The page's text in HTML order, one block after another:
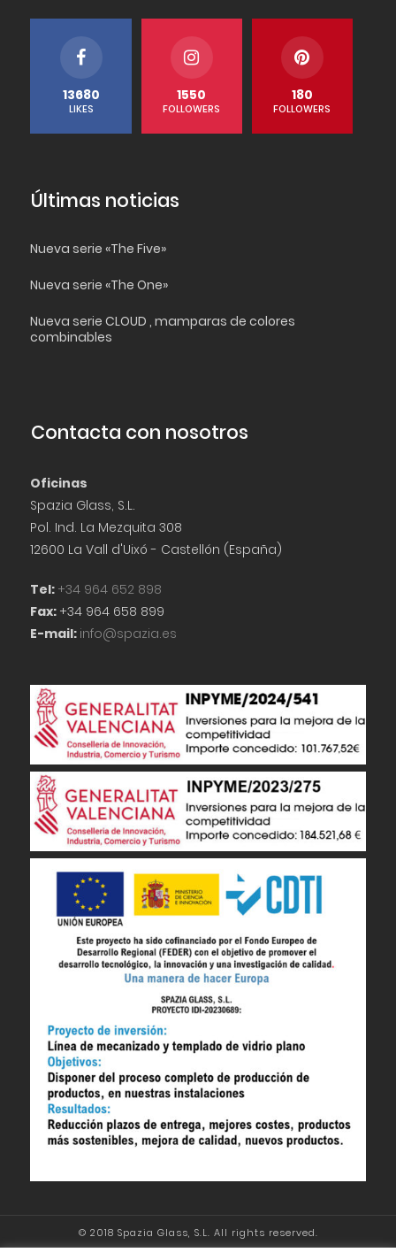
13680
LIKES
1550
FOLLOWERS
180
FOLLOWERS
Últimas noticias
Nueva serie «The Five»
Nueva serie «The One»
Nueva serie CLOUD , mamparas de colores
combinables
Contacta con nosotros
Oficinas
Spazia Glass, S.L.
Pol. Ind. La Mezquita 308
12600 La Vall d'Uixó - Castellón (España)
Tel: +34 964 652 898
Fax: +34 964 658 899
E-mail: info@spazia.es
© 2018 Spazia Glass, S.L. All rights reserved.